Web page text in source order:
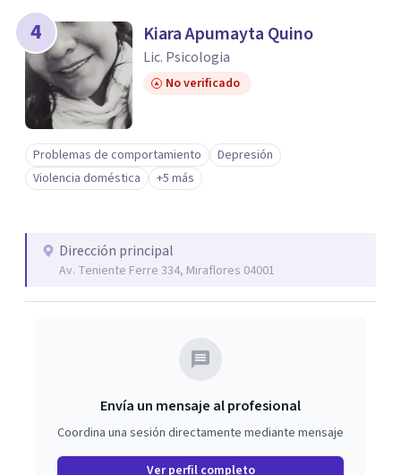
4 Kiara Apumayta Quino
Lic. Psicologia
No verificado
Problemas de comportamiento
Depresión
Violencia doméstica
+5 más
Dirección principal
Av. Teniente Ferre 334, Miraflores 04001
Envía un mensaje al profesional
Coordina una sesión directamente mediante mensaje
Ver perfil completo